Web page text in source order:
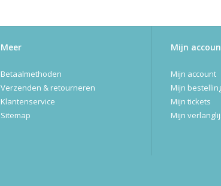
Meer
Betaalmethoden
Verzenden & retourneren
Klantenservice
Sitemap
Mijn
Mijn account
Mijn
Mijn tickets
Mijn